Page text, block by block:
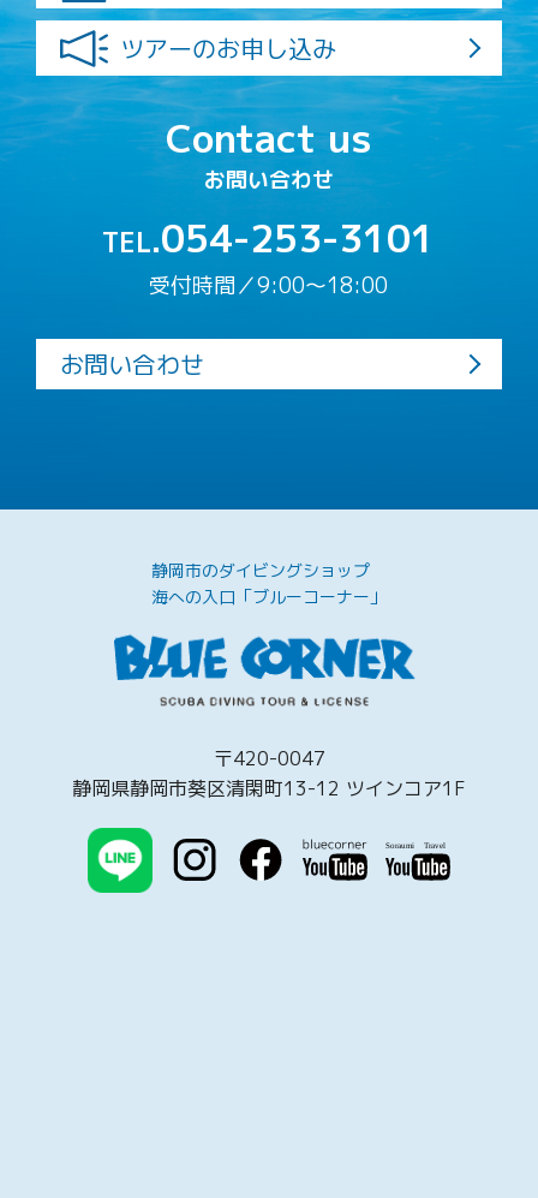
ツアーのお申し込み
Contact us
お問い合わせ
TEL.054-253-3101
受付時間／9:00〜18:00
お問い合わせ
静岡市のダイビングショップ
海への入口「ブルーコーナー」
〒420-0047
静岡県静岡市葵区清閑町13-12 ツインコア1F